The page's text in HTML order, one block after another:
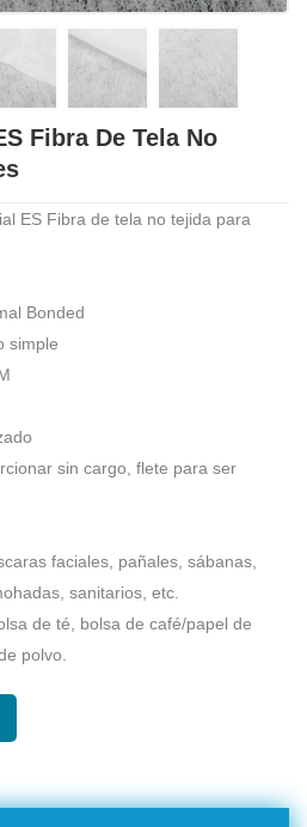
Fibra De Tela No
ES Fibra de tela no tejida para
Bonded
simple
sin cargo, flete para ser
faciales, pañales, sábanas,
sanitarios, etc.
de té, bolsa de café/papel de
polvo.